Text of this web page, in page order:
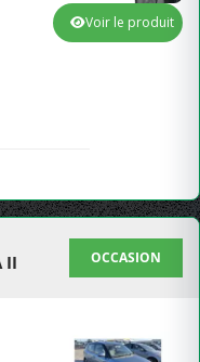
Voir le produit
II
OCCASION